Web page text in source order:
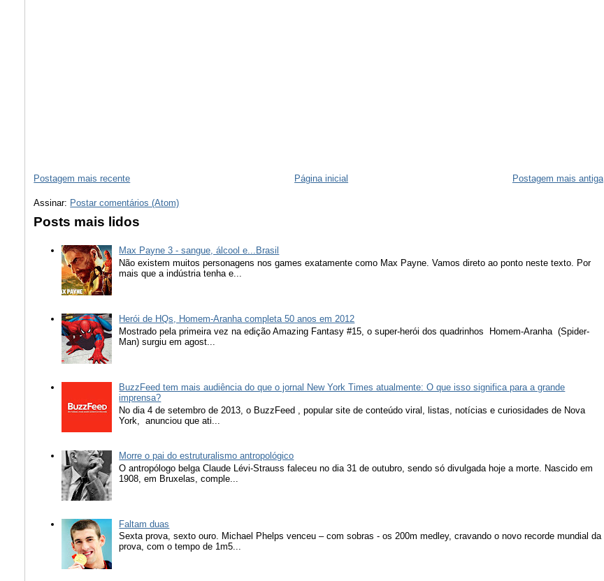
Postagem mais recente Postagem mais antiga
Página inicial
Assinar: Postar comentários (Atom)
Posts mais lidos
Max Payne 3 - sangue, álcool e...Brasil
Não existem muitos personagens nos games exatamente como Max Payne. Vamos direto ao ponto neste texto. Por
mais que a indústria tenha e...
Herói de HQs, Homem-Aranha completa 50 anos em 2012
Mostrado pela primeira vez na edição Amazing Fantasy #15, o super-herói dos quadrinhos Homem-Aranha (Spider-
Man) surgiu em agost...
BuzzFeed tem mais audiência do que o jornal New York Times atualmente: O que isso significa para a grande
imprensa?
No dia 4 de setembro de 2013, o BuzzFeed , popular site de conteúdo viral, listas, notícias e curiosidades de Nova
York, anunciou que ati...
Morre o pai do estruturalismo antropológico
O antropólogo belga Claude Lévi-Strauss faleceu no dia 31 de outubro, sendo só divulgada hoje a morte. Nascido em
1908, em Bruxelas, comple...
Faltam duas
Sexta prova, sexto ouro. Michael Phelps venceu – com sobras - os 200m medley, cravando o novo recorde mundial da
prova, com o tempo de 1m5...